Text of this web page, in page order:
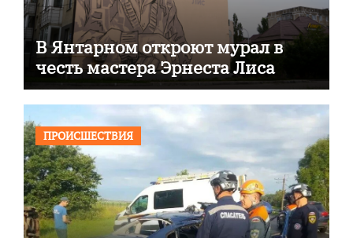
В Янтарном откроют мурал в
честь мастера Эрнеста Лиса
ПРОИСШЕСТВИЯ